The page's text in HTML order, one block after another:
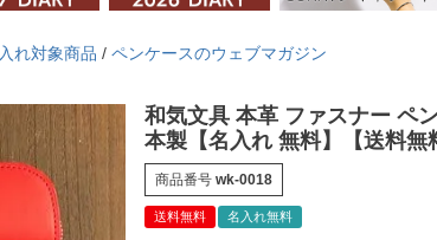
れ対象商品 / ペンケースのウェブマガジン
和気文具 本革 ファスナー ペ
本製【名入れ 無料】【送料無
商品番号 wk-0018
送料無料 名入れ無料